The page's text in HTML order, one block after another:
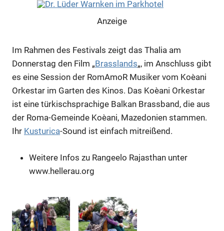
Anzeige
Anzeige
Anzeige
Im Rahmen des Festivals zeigt das Thalia am
Donnerstag den Film „Brasslands„, im Anschluss gibt
es eine Session der RomAmoR Musiker vom Koèani
Orkestar im Garten des Kinos. Das Koèani Orkestar
ist eine türkischsprachige Balkan Brassband, die aus
der Roma-Gemeinde Koèani, Mazedonien stammen.
Ihr Kusturica-Sound ist einfach mitreißend.
Weitere Infos zu Rangeelo Rajasthan unter
www.hellerau.org